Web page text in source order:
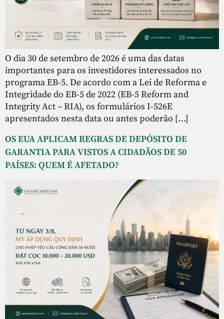
O dia 30 de setembro de 2026 é uma das datas
importantes para os investidores interessados no
programa EB-5. De acordo com a Lei de Reforma e
Integridade do EB-5 de 2022 (EB-5 Reform and
Integrity Act – RIA), os formulários I-526E
apresentados nesta data ou antes poderão […]
OS EUA APLICAM REGRAS DE DEPÓSITO DE
GARANTIA PARA VISTOS A CIDADÃOS DE 50
PAÍSES: QUEM É AFETADO?